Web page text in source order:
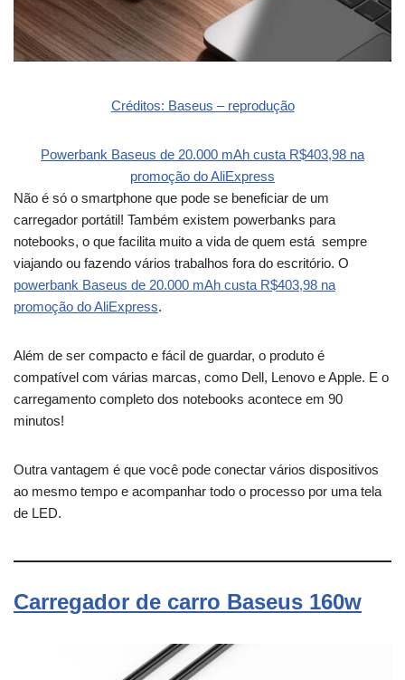
Créditos: Baseus – reprodução
Powerbank Baseus de 20.000 mAh custa R$403,98 na
promoção do AliExpress
Não é só o smartphone que pode se beneficiar de um
carregador portátil! Também existem powerbanks para
notebooks, o que facilita muito a vida de quem está sempre
viajando ou fazendo vários trabalhos fora do escritório. O
powerbank Baseus de 20.000 mAh custa R$403,98 na
promoção do AliExpress.
Além de ser compacto e fácil de guardar, o produto é
compatível com várias marcas, como Dell, Lenovo e Apple. E o
carregamento completo dos notebooks acontece em 90
minutos!
Outra vantagem é que você pode conectar vários dispositivos
ao mesmo tempo e acompanhar todo o processo por uma tela
de LED.
Carregador de carro Baseus 160w